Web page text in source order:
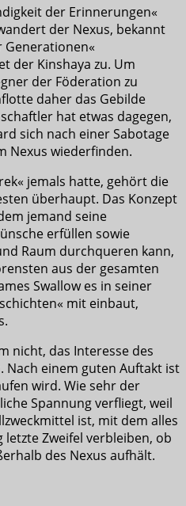
der Erinnerungen«
der Nexus, bekannt
Generationen«
der Kinshaya zu. Um
der Föderation zu
daher das Gebilde
hat etwas dagegen,
sich nach einer Sabotage
Nexus wiederfinden.
jemals hatte, gehört die
überhaupt. Das Konzept
jemand seine
erfüllen sowie
Raum durchqueren kann,
aus der gesamten
Swallow es in seiner
mit einbaut,
nicht, das Interesse des
Nach einem guten Auftakt ist
wird. Wie sehr der
Spannung verfliegt, weil
ist, mit dem alles
Zweifel verbleiben, ob
des Nexus aufhält.